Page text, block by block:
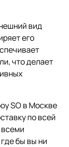
вид
его
что делает
SO в Москве
по всей
бы вы ни